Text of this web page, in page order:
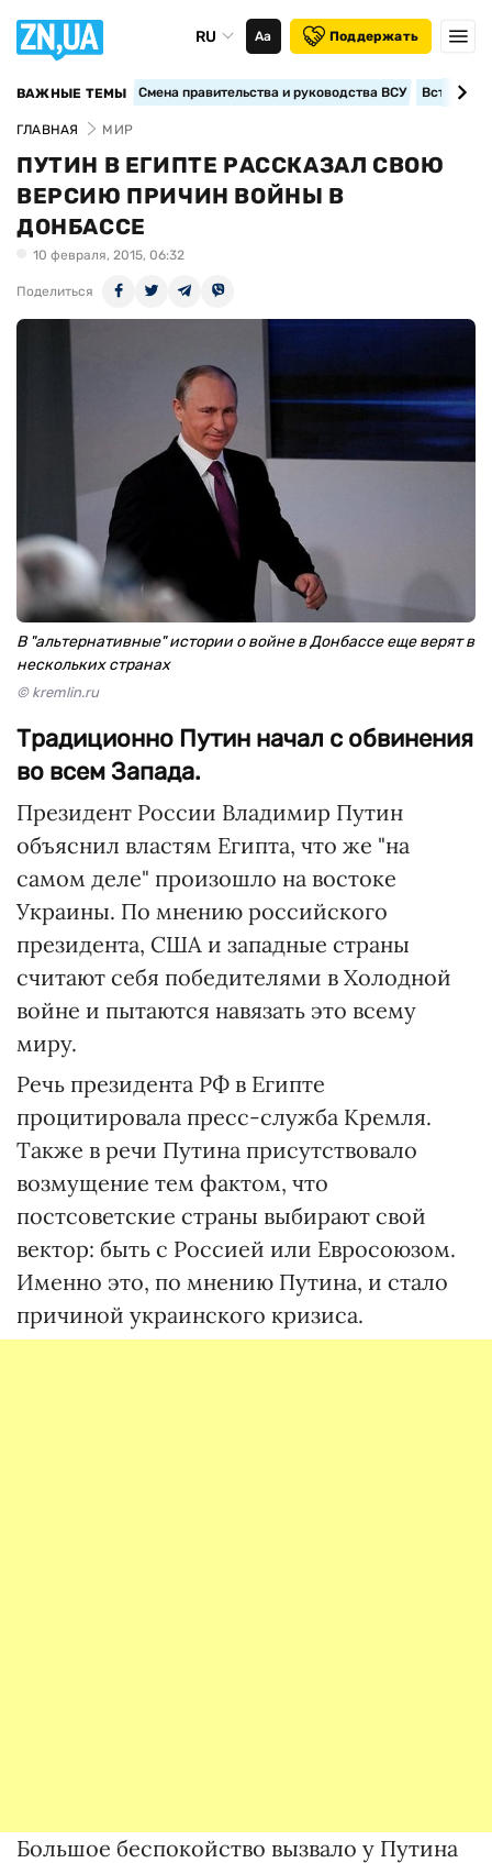
RU Аа Поддержать
ВАЖНЫЕ ТЕМЫ Смена правительства и руководства ВСУ
ГЛАВНАЯ МИР
ПУТИН В ЕГИПТЕ РАССКАЗАЛ СВОЮ
ВЕРСИЮ ПРИЧИН ВОЙНЫ В
ДОНБАССЕ
10 февраля, 2015, 06:32
Поделиться
В "альтернативные" истории о войне в Донбассе еще верят в
нескольких странах
© kremlin.ru
Традиционно Путин начал с обвинения
во всем Запада.
Президент России Владимир Путин
объяснил властям Египта, что же "на
самом деле" произошло на востоке
Украины. По мнению российского
президента, США и западные страны
считают себя победителями в Холодной
войне и пытаются навязать это всему
миру.
Речь президента РФ в Египте
процитировала пресс-служба Кремля.
Также в речи Путина присутствовало
возмущение тем фактом, что
постсоветские страны выбирают свой
вектор: быть с Россией или Евросоюзом.
Именно это, по мнению Путина, и стало
причиной украинского кризиса.
Большое беспокойство вызвало у Путина